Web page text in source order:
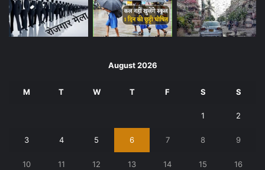
August 2026
M T W T F S S
1 2
3 4 5 6 7 8 9
10 11 12 13 14 15 16